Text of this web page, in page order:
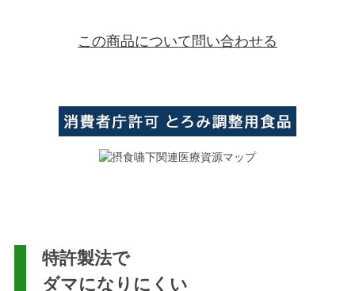
この商品について問い合わせる
特許製法で
ダマになりにくい